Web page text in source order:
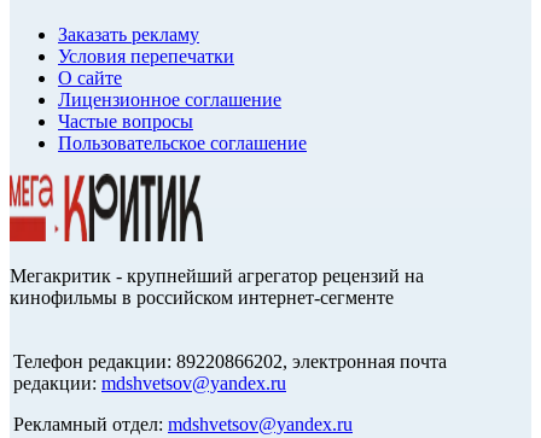
Заказать рекламу
Условия перепечатки
О сайте
Лицензионное соглашение
Частые вопросы
Пользовательское соглашение
Мегакритик - крупнейший агрегатор рецензий на
кинофильмы в российском интернет-сегменте
Телефон редакции: 89220866202, электронная почта
редакции: mdshvetsov@yandex.ru
Рекламный отдел: mdshvetsov@yandex.ru